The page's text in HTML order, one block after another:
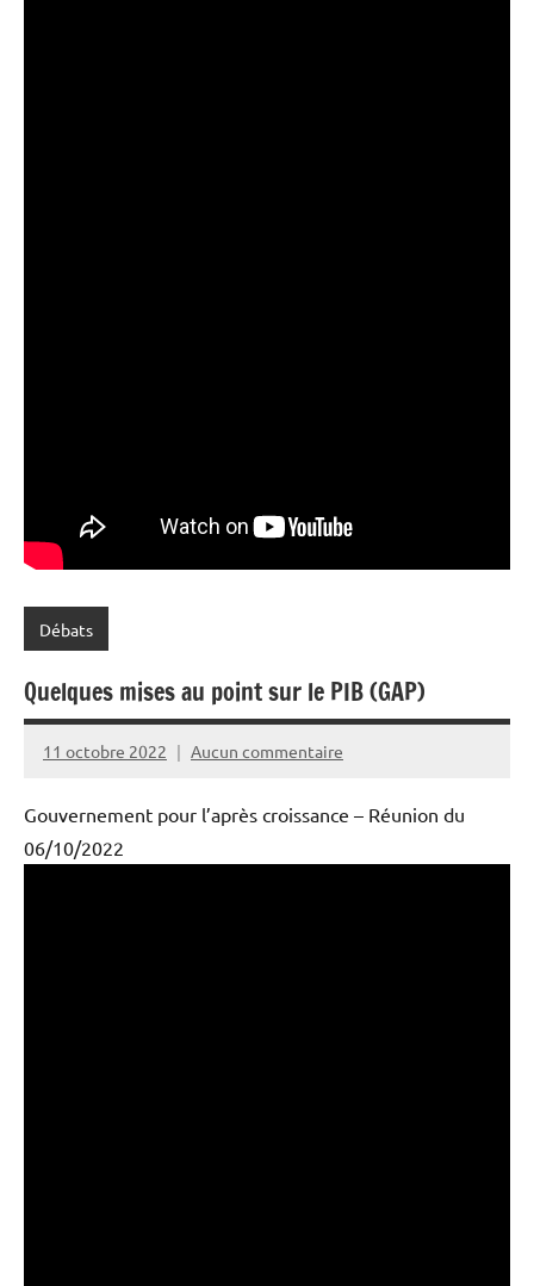
Débats
Quelques mises au point sur le PIB (GAP)
11 octobre 2022
PPAC
Aucun commentaire
Gouvernement pour l’après croissance – Réunion du
06/10/2022